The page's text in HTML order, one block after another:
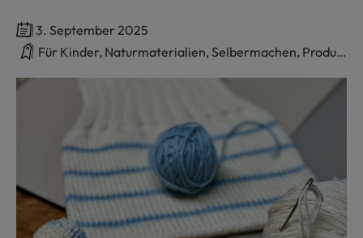
3. September 2025
Für Kinder, Naturmaterialien, Selbermachen, Produkte, Finkhof, Stricken